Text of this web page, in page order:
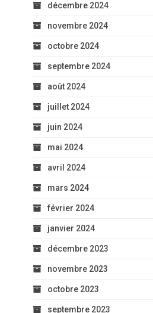
décembre 2024
novembre 2024
octobre 2024
septembre 2024
août 2024
juillet 2024
juin 2024
mai 2024
avril 2024
mars 2024
février 2024
janvier 2024
décembre 2023
novembre 2023
octobre 2023
septembre 2023